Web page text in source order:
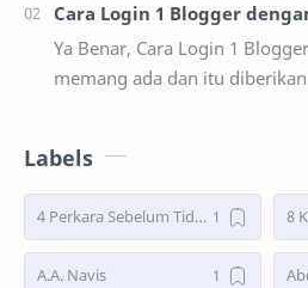
Cara Login 1 Blogger
Ya Benar, Cara Login 1 Blogger dengan 100 e-Mail ini
memang ada dan itu
Labels
4 Perkara Sebelum Tidur
A.A. Navis